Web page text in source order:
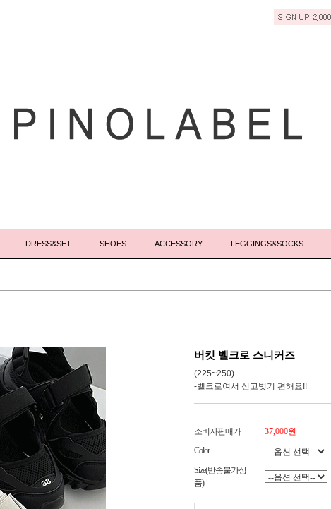
DRESS&SET SHOES ACCESSORY LEGGINGS&SOCKS
버킷 벨크로 스니커즈
(225~250)
-벨크로여서 신고벗기 편해요!!
소비자판매가
37,000원
Color
Size(반송불가상
품)